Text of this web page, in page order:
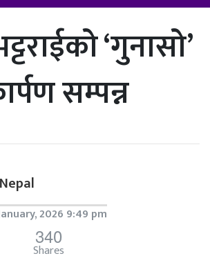
‘गुनासो’
सम्पन्न
January, 2026 9:49 pm
340
Shares